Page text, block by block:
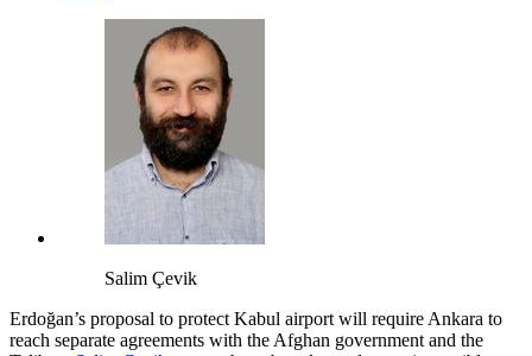
Salim Çevik
Erdoğan’s proposal to protect Kabul airport will require Ankara to
reach separate agreements with the Afghan government and the